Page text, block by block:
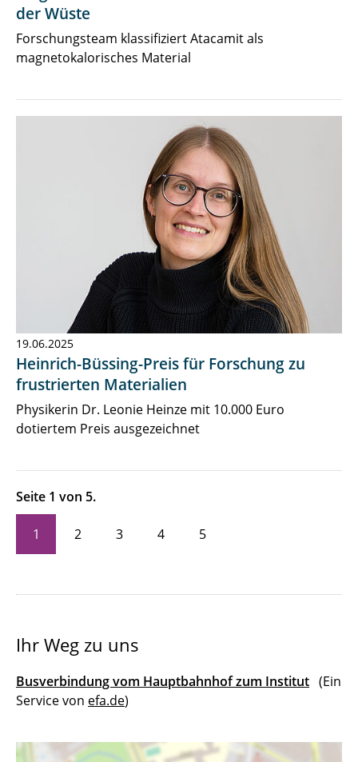
der Wüste
Forschungsteam klassifiziert Atacamit als
magnetokalorisches Material
19.06.2025
Heinrich-Büssing-Preis für Forschung zu
frustrierten Materialien
Physikerin Dr. Leonie Heinze mit 10.000 Euro
dotiertem Preis ausgezeichnet
Seite 1 von 5.
1 2 3 4 5
Ihr Weg zu uns
Busverbindung vom Hauptbahnhof zum Institut (Ein
Service von efa.de)